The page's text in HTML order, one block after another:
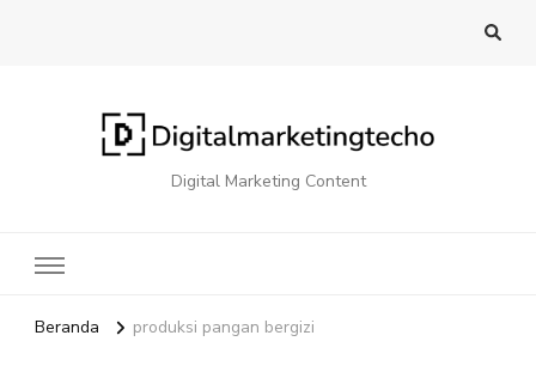
Digital Marketing Content
Beranda produksi pangan bergizi